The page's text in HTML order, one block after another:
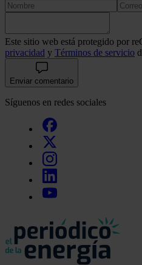
Este sitio web está protegido por
privacidad y Términos de servicio
Enviar comentario
Síguenos en redes sociales